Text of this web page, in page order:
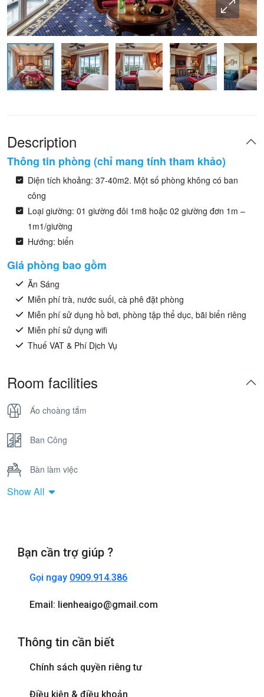
Description
Thông tin phòng (chỉ mang tính tham khảo)
Diện tích khoảng: 37-40m2. Một số phòng không có ban
công
Loại giường: 01 giường đôi 1m8 hoặc 02 giường đơn 1m –
1m1/giường
Hướng: biển
Giá phòng bao gồm
Ăn Sáng
Miễn phí trà, nước suối, cà phê đặt phòng
Miễn phí sử dụng hồ bơi, phòng tập thể dục, bãi biển riêng
Miễn phí sử dụng wifi
Thuế VAT & Phí Dịch Vụ
Room facilities
Áo choàng tắm
Ban Công
Bàn làm việc
Bồn Tắm Nằm
Điện thoại
Phòng tắm đứng
Show All
Bạn cần trợ giúp ?
Gọi ngay 0909.914.386
Email: lienheaigo@gmail.com
Thông tin cần biết
Chính sách quyền riêng tư
Điều kiện & điều khoản